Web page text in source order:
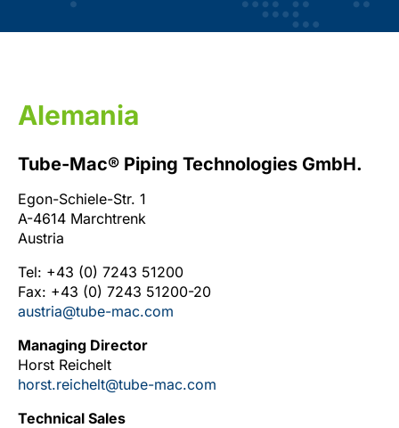
Alemania
Tube-Mac® Piping Technologies GmbH.
Egon-Schiele-Str. 1
A-4614 Marchtrenk
Austria
Tel: +43 (0) 7243 51200
Fax: +43 (0) 7243 51200-20
austria@tube-mac.com
Managing Director
Horst Reichelt
horst.reichelt@tube-mac.com
Technical Sales